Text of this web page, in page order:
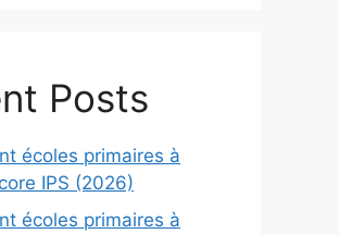
Posts
écoles primaires à
IPS (2026)
écoles primaires à